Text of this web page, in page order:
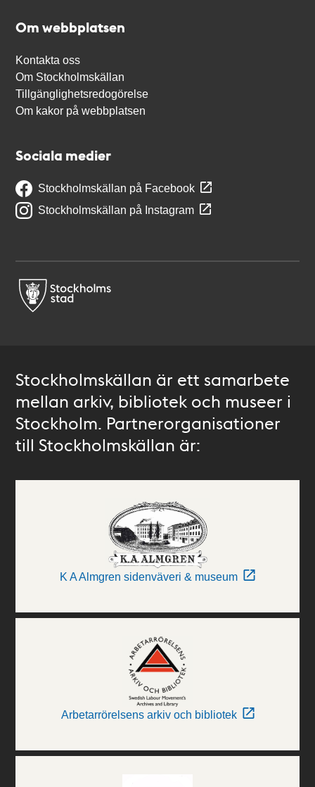
Om webbplatsen
Kontakta oss
Om Stockholmskällan
Tillgänglighetsredogörelse
Om kakor på webbplatsen
Sociala medier
Stockholmskällan på Facebook
Stockholmskällan på Instagram
Stockholmskällan är ett samarbete
mellan arkiv, bibliotek och museer i
Stockholm. Partnerorganisationer
till Stockholmskällan är:
K A Almgren sidenväveri & museum
Arbetarrörelsens arkiv och bibliotek